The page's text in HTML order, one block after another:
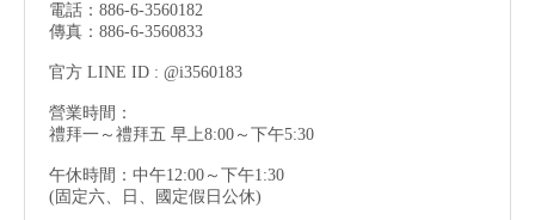
電話：886-6-3560182
傳真：886-6-3560833
官方 LINE ID : @i3560183
營業時間：
禮拜一～禮拜五 早上8:00～下午5:30
午休時間：中午12:00～下午1:30
(固定六、日、國定假日公休)